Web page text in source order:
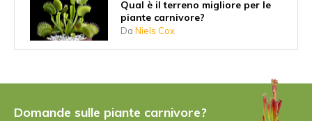
Qual è il terreno migliore per le
piante carnivore?
Da Niels Cox
7 consigli per curare le piante
Da
Domande sulle piante carnivore?